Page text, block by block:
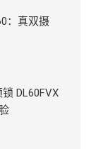
：真双摄
DL60FVX